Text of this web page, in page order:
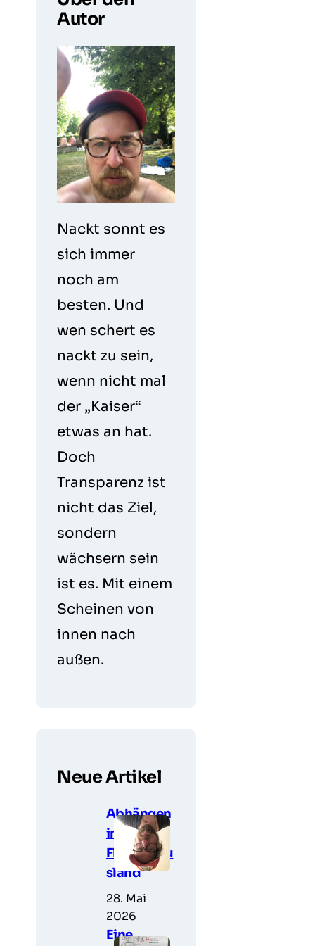
Autor
Nackt sonnt es
sich immer
noch am
besten. Und
wen schert es
nackt zu sein,
wenn nicht mal
der „Kaiser“
etwas an hat.
Doch
Transparenz ist
nicht das Ziel,
sondern
wächsern sein
ist es. Mit einem
Scheinen von
innen nach
außen.
Neue Artikel
Abhängen
im
Fledermau
sland
28. Mai
2026
Eine